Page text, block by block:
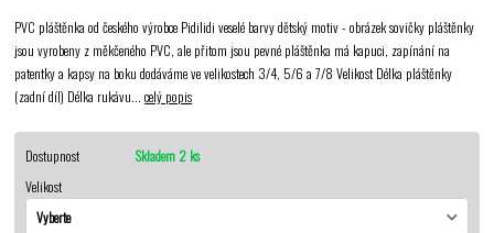
PVC pláštěnka od českého výrobce Pidilidi veselé barvy dětský motiv - obrázek sovičky pláštěnky
jsou vyrobeny z měkčeného PVC, ale přitom jsou pevné pláštěnka má kapuci, zapínání na
patentky a kapsy na boku dodáváme ve velikostech 3/4, 5/6 a 7/8 Velikost Délka pláštěnky
(zadní díl) Délka rukávu...celý popis
Dostupnost
Skladem 2 ks
Velikost